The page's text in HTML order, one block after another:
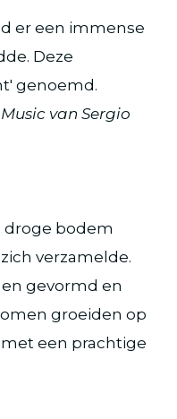
er een immense
Deze
genoemd.
van Sergio
droge bodem
verzamelde.
gevormd en
groeiden op
een prachtige